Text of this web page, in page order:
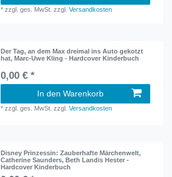
*zzgl. ges. MwSt. zzgl.Versandkosten
Der Tag, an dem Max dreimal ins Auto gekotzt
hat, Marc-Uwe Kling - Hardcover Kinderbuch
0,00 € *
In den Warenkorb
*zzgl. ges. MwSt. zzgl.Versandkosten
Disney Prinzessin: Zauberhafte Märchenwelt,
Catherine Saunders, Beth Landis Hester -
Hardcover Kinderbuch